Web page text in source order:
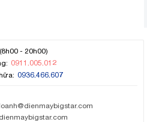
(8h00 - 20h00)
0911.005.012
0936.466.607